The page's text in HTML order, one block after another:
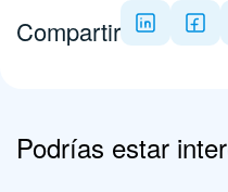
Compartir
Podrías estar